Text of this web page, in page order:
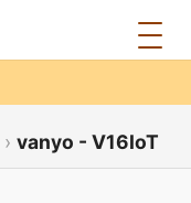
vanyo - V16IoT